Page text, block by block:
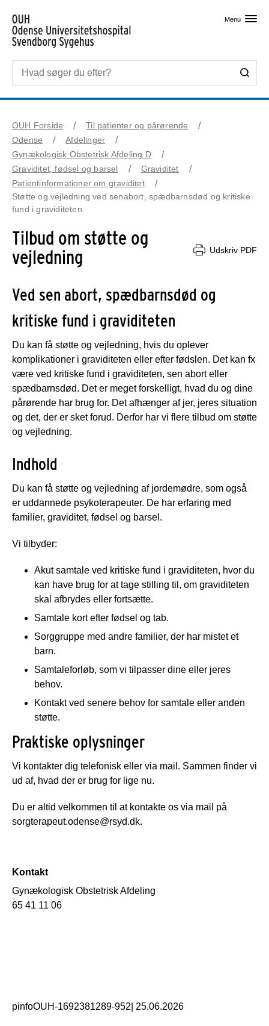
Menu
OUH Forside
Til patienter og pårørende
Odense
Afdelinger
Gynækologisk Obstetrisk Afdeling D
Graviditet, fødsel og barsel
Graviditet
Patientinformationer om graviditet
Støtte og vejledning ved senabort, spædbarnsdød og kritiske
fund i graviditeten
Tilbud om støtte og
vejledning
Udskriv PDF
Ved sen abort, spædbarnsdød og
kritiske fund i graviditeten
Du kan få støtte og vejledning, hvis du oplever
komplikationer i graviditeten eller efter fødslen. Det kan fx
være ved kritiske fund i graviditeten, sen abort eller
spædbarnsdød. Det er meget forskelligt, hvad du og dine
pårørende har brug for. Det afhænger af jer, jeres situation
og det, der er sket forud. Derfor har vi flere tilbud om støtte
og vejledning.
Indhold
Du kan få støtte og vejledning af jordemødre, som også
er uddannede psykoterapeuter. De har erfaring med
familier, graviditet, fødsel og barsel.
Vi tilbyder:
Akut samtale ved kritiske fund i graviditeten, hvor du
kan have brug for at tage stilling til, om graviditeten
skal afbrydes eller fortsætte.
Samtale kort efter fødsel og tab.
Sorggruppe med andre familier, der har mistet et
barn.
Samtaleforløb, som vi tilpasser dine eller jeres
behov.
Kontakt ved senere behov for samtale eller anden
støtte.
Praktiske oplysninger
Vi kontakter dig telefonisk eller via mail. Sammen finder vi
ud af, hvad der er brug for lige nu.
Du er altid velkommen til at kontakte os via mail på
sorgterapeut.odense@rsyd.dk.
Kontakt
Gynækologisk Obstetrisk Afdeling
65 41 11 06
pinfoOUH-1692381289-952 25.06.2026